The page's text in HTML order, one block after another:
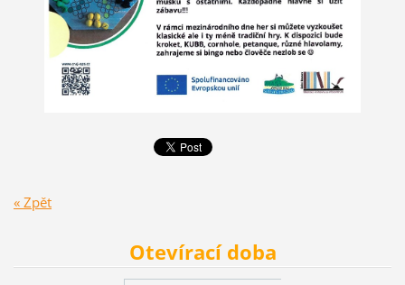
« Zpět
Otevírací doba